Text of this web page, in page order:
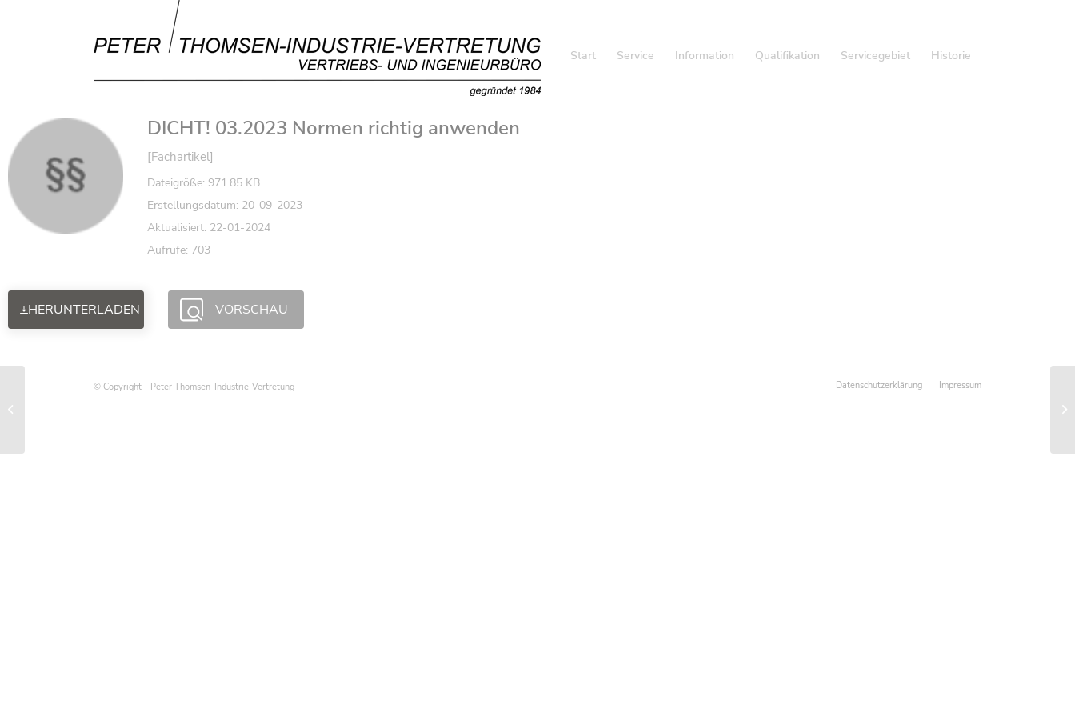
Start Service Information Qualifikation Servicegebiet Historie
DICHT! 03.2023 Normen richtig anwenden
[Fachartikel]
Dateigröße: 971.85 KB
Erstellungsdatum: 20-09-2023
Aktualisiert: 22-01-2024
Aufrufe: 703
HERUNTERLADEN VORSCHAU
© Copyright - Peter Thomsen-Industrie-Vertretung Datenschutzerklärung Impressum
Auswahl der Montagewerkzeuge für